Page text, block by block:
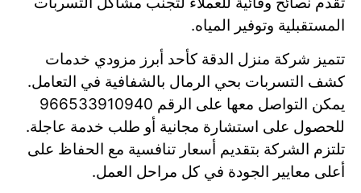
المستقبلية وتوفير المياه.
تتميز شركة منزل الدقة كأحد أبرز مزودي خدمات
كشف التسربات بحي الرمال بالشفافية في التعامل.
يمكن التواصل معها على الرقم 966533910940
للحصول على استشارة مجانية أو طلب خدمة عاجلة.
تلتزم الشركة بتقديم أسعار تنافسية مع الحفاظ على
أعلى معايير الجودة في كل مراحل العمل.